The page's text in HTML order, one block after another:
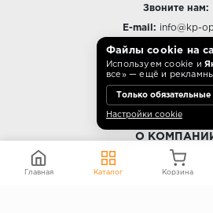
Звоните нам:
E-mail: info@kp-
Режим работы
10:00 - 18:00 пн-
О
Контакты
Файлы cookie на
Используем cookie и
все» — ещё и
Только обязательные
Настройки cookie
Главная Каталог Корзина